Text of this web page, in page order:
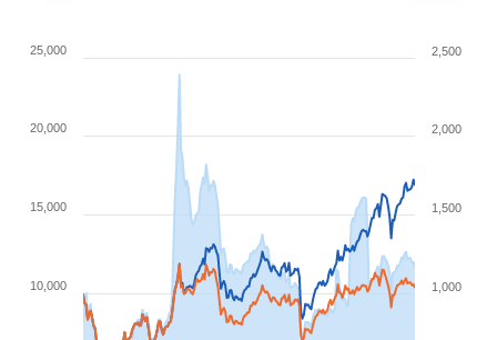
1,000
1,500
2,000
2,500
10,000
15,000
20,000
25,000